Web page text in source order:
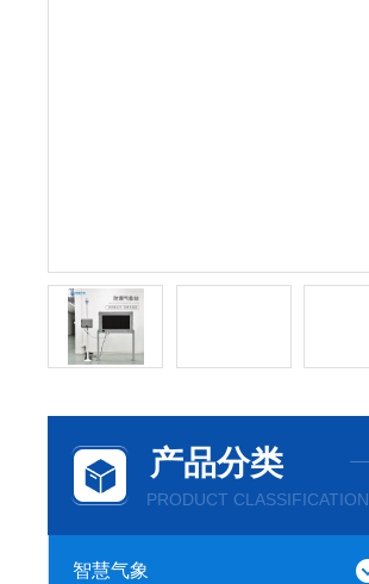
产品分类
PRODUCT CLASSIFICATION
智慧气象